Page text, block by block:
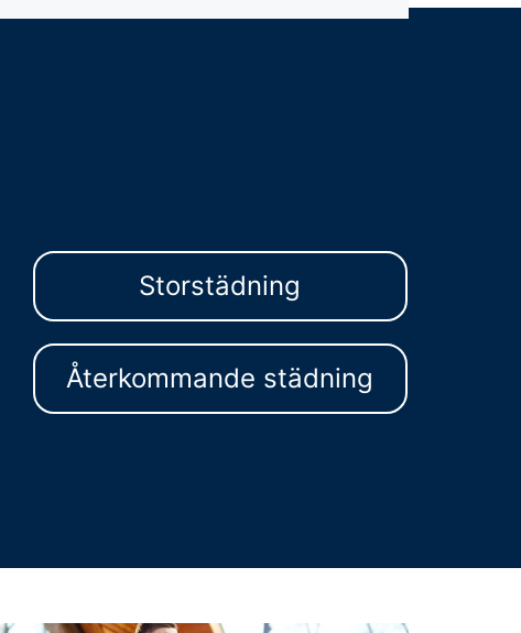
Storstädning
Återkommande städning